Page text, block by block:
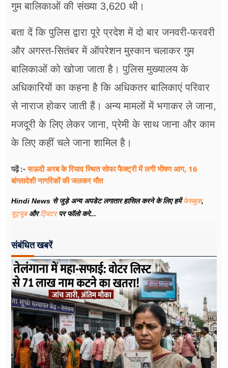
गुम बालिकाओं की संख्या 3,620 थी।
बता दें कि पुलिस द्वारा पूरे प्रदेश में दो बार जनवरी-फरवरी
और अगस्त-सितंबर में ऑपरेशन मुस्कान चलाकर गुम
बालिकाओं को खोजा जाता है। पुलिस मुख्यालय के
अधिकारियों का कहना है कि अधिकतर बालिकाएं परिवार
से नाराज होकर जाती हैं। अन्य मामलों में भगाकर ले जाना,
मजदूरी के लिए लेकर जाना, प्रेमी के साथ जाना और काम
के लिए कहीं चले जाना शामिल है।
पढ़ें :-सऊदी अरब के रियाद स्थित सोफा फैक्ट्री में लगी भीषण आग, 16
बांग्लादेशी नागरिकों की जलकर मौत
Hindi News से जुड़े अन्य अपडेट लगातार हासिल करने के लिए हमेंफेसबुक,
यूट्यूबऔरट्विटरपर फॉलो करे...
संबंधित खबरें